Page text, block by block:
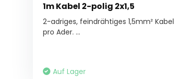
1m Kabel 2-polig 2x1,5
2-adriges, feindrähtiges 1,5mm² Kabel
pro Ader. ...
Auf Lager